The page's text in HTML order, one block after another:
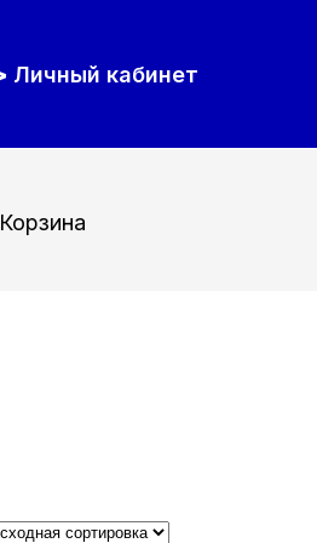
Личный кабинет
Корзина